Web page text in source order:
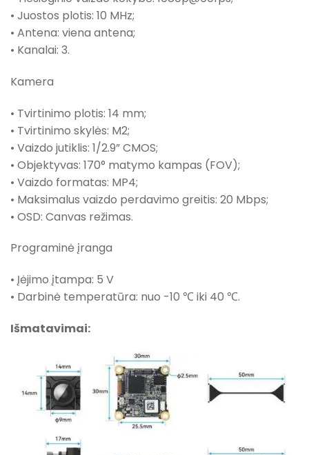
• Juostos plotis: 10 MHz;
• Antena: viena antena;
• Kanalai: 3.
Kamera
• Tvirtinimo plotis: 14 mm;
• Tvirtinimo skylės: M2;
• Vaizdo jutiklis: 1/2.9” CMOS;
• Objektyvas: 170° matymo kampas (FOV);
• Vaizdo formatas: MP4;
• Maksimalus vaizdo perdavimo greitis: 20 Mbps;
• OSD: Canvas režimas.
Programinė įranga
• Įėjimo įtampa: 5 V
• Darbinė temperatūra: nuo -10 ℃ iki 40 ℃.
Išmatavimai: